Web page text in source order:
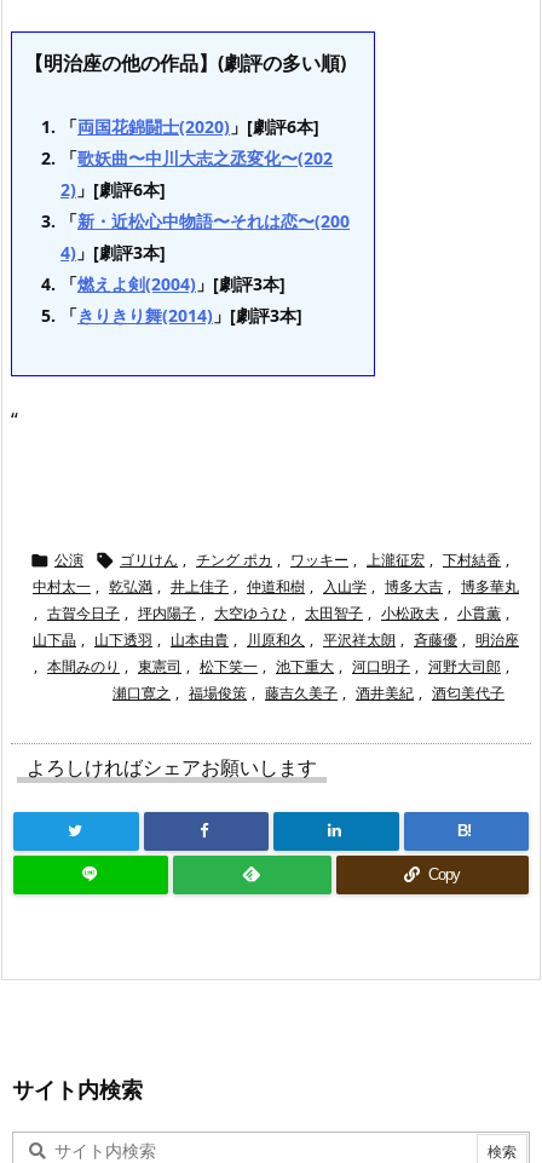
【明治座の他の作品】(劇評の多い順)
「両国花錦闘士(2020) 」[劇評6本]
「歌妖曲〜中川大志之丞変化〜(202
2) 」[劇評6本]
「新・近松心中物語〜それは恋〜(200
4) 」[劇評3本]
「燃えよ剣(2004) 」[劇評3本]
「きりきり舞(2014) 」[劇評3本]
“
 公演  ゴリけん , チング ポカ , ワッキー , 上瀧征宏 , 下村結香 ,
中村太一 , 乾弘満 , 井上佳子 , 仲道和樹 , 入山学 , 博多大吉 , 博多華丸
, 古賀今日子 , 坪内陽子 , 大空ゆうひ , 太田智子 , 小松政夫 , 小貫薫 ,
山下晶 , 山下透羽 , 山本由貴 , 川原和久 , 平沢祥太朗 , 斉藤優 , 明治座
, 本間みのり , 東憲司 , 松下笑一 , 池下重大 , 河口明子 , 河野大司郎 ,
瀬口寛之 , 福場俊策 , 藤吉久美子 , 酒井美紀 , 酒匂美代子
よろしければシェアお願いします
B!
Copy
サイト内検索